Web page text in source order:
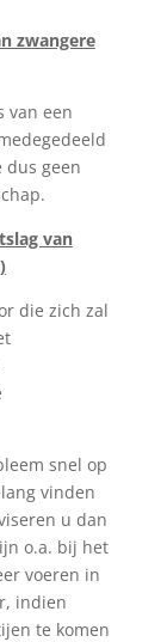
zwangere
van een
dus geen
van
die zich zal
snel op
vinden
u dan
o.a. bij het
voeren in
indien
te komen